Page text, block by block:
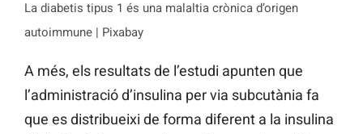
La diabetis tipus 1 és una malaltia crònica d’origen
autoimmune | Pixabay
A més, els resultats de l’estudi apunten que
l’administració d’insulina per via subcutània fa
que es distribueixi de forma diferent a la insulina